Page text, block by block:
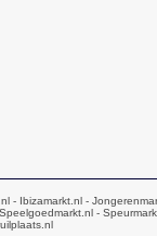
- Ibizamarkt.nl -
-